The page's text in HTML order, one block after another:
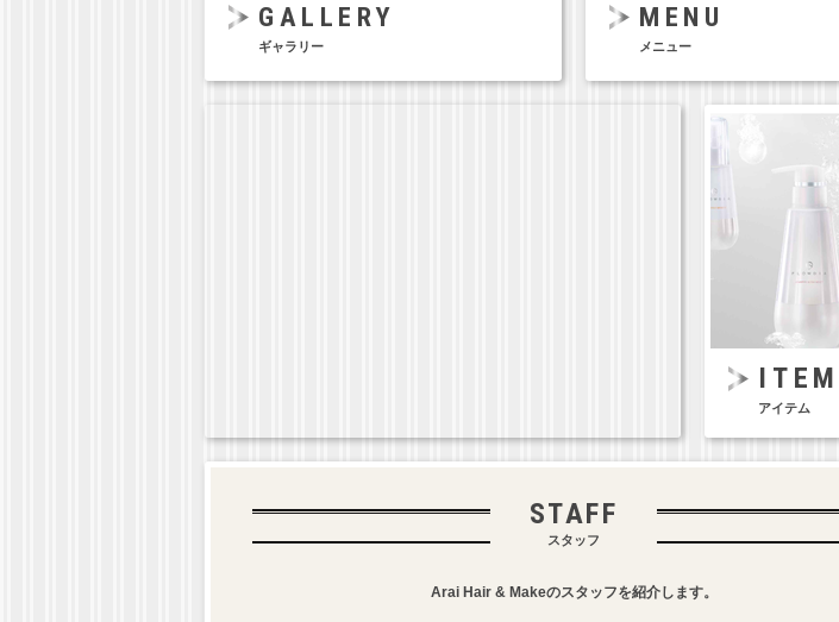
GALLERY
ギャラリー
MENU
メニュー
ITEM
アイテム
STAFF
スタッフ
Arai Hair & Makeのスタッフを紹介します。